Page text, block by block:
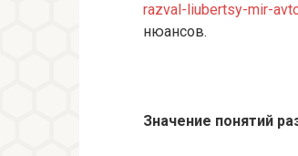
razval-liubertsy-mir-
нюансов.
Значение понятий